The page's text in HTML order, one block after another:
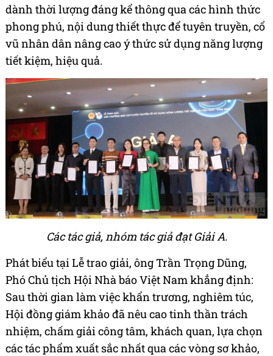
dành thời lượng đáng kể thông qua các hình thức
phong phú, nội dung thiết thực để tuyên truyền, cổ
vũ nhân dân nâng cao ý thức sử dụng năng lượng
tiết kiệm, hiệu quả.
Các tác giả, nhóm tác giả đạt Giải A.
Phát biểu tại Lễ trao giải, ông Trần Trọng Dũng,
Phó Chủ tịch Hội Nhà báo Việt Nam khẳng định:
Sau thời gian làm việc khẩn trương, nghiêm túc,
Hội đồng giám khảo đã nêu cao tinh thần trách
nhiệm, chấm giải công tâm, khách quan, lựa chọn
các tác phẩm xuất sắc nhất qua các vòng sơ khảo,